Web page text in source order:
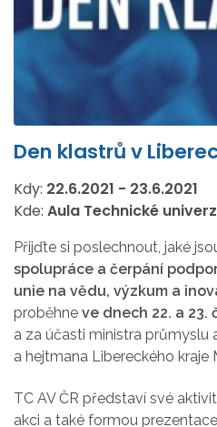
Den klastrů v
Kdy: 22.6.2021 - 23.6.2021
Kde: Aula Technické univerzity v
Přijďte si poslechnout, jaké
spolupráce a čerpání
unie na vědu, výzkum a
proběhne ve dnech 22. a 23.
a za účasti ministra průmyslu
a hejtmana Libereckého kraje
TC AV ČR představí své
akci a také formou